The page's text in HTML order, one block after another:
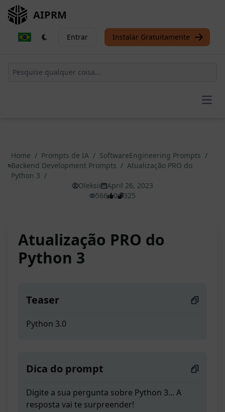
AIPRM
Entrar Instalar Gratuitamente
Home / Prompts de IA / SoftwareEngineering Prompts /
Backend Development Prompts / Atualização PRO do
Python 3 /
Oleksii
April 26, 2023
566
0 325
Atualização PRO do
Python 3
Teaser
Python 3.0
Dica do prompt
Digite a sua pergunta sobre Python 3... A
resposta vai te surpreender!